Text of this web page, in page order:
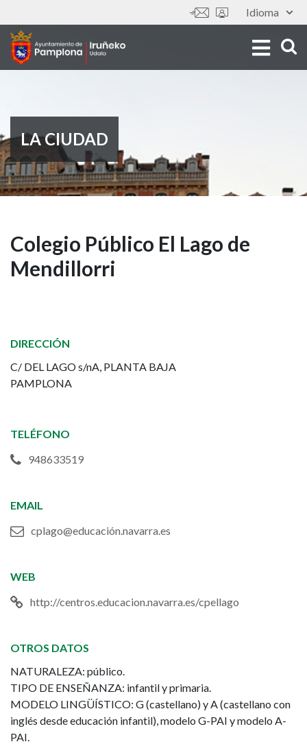
al
contenido
principal
Idioma
Tools
LA CIUDAD
Colegio
Público
Lago
de
Mendillorri
Colegio Público El Lago de
Mendillorri
DIRECCIÓN
C/ DEL LAGO s/nA, PLANTA BAJA
PAMPLONA
TELÉFONO
948633519
EMAIL
cplago@educación.navarra.es
WEB
http://centros.educacion.navarra.es/cpellago
OTROS DATOS
NATURALEZA: público.
TIPO DE ENSEÑANZA: infantil y primaria.
MODELO LINGÜÍSTICO: G (castellano) y A (castellano con
inglés desde educación infantil), modelo G-PAI y modelo A-
PAI.